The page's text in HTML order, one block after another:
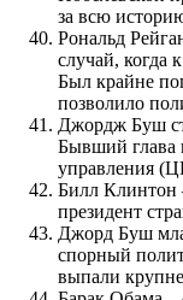
за всю
Рональд
случай, когда
Был крайне
позволило
Джордж Буш
Бывший глава
управления
Билл Клинтон
президент
Джорд Буш
спорный
выпали